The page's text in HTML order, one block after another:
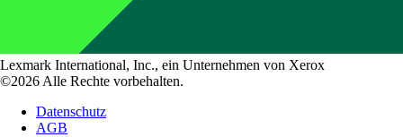
Lexmark International, Inc., ein Unternehmen von Xerox
©2026 Alle Rechte vorbehalten.
Datenschutz
AGB